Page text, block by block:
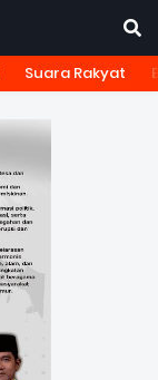
Suara Rakyat